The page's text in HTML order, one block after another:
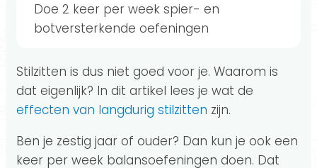
Doe 2 keer per week spier- en
botversterkende oefeningen
Stilzitten is dus niet goed voor je. Waarom is
dat eigenlijk? In dit artikel lees je wat de
effecten van langdurig stilzitten zijn.
Ben je zestig jaar of ouder? Dan kun je ook een
keer per week balansoefeningen doen. Dat